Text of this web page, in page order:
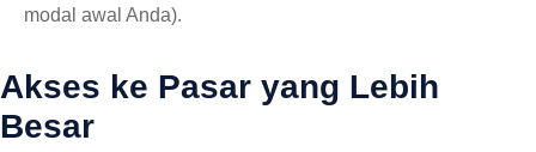
modal awal Anda).
Akses ke Pasar yang Lebih
Besar